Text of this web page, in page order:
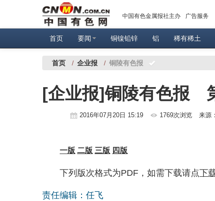
中国有色金属报社主办 广告服务
首页 要闻 铜镍铅锌 铝 稀有稀土
首页 / 企业报 / 铜陵有色报
[企业报]铜陵有色报
2016年07月20日 15:19 1769次浏览 来源
一版 二版 三版 四版
下列版次格式为PDF，如需下载请点下
责任编辑：任飞